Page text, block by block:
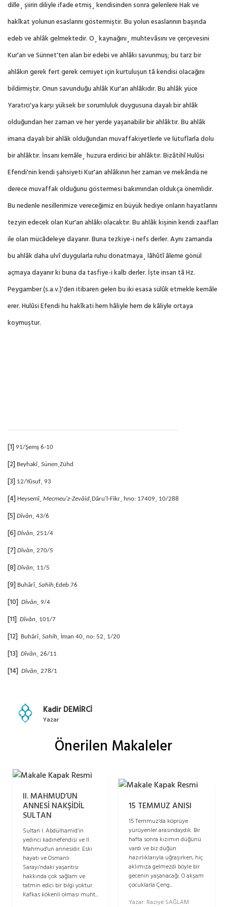
dille¸ şiirin diliyle ifade etmiş¸ kendisinden sonra gelenlere Hak ve
hakîkat yolunun esaslarını göstermiştir. Bu yolun esaslarının başında
edeb ve ahlâk gelmektedir. O¸ kaynağını¸ muhtevâsını ve çerçevesini
Kur'an ve Sünnet'ten alan bir edebi ve ahlâkı savunmuş; bu tarz bir
ahlâkın gerek fert gerek cemiyet için kurtuluşun tâ kendisi olacağını
bildirmiştir. Onun savunduğu ahlâk Kur'an ahlâkıdır. Bu ahlâk yüce
Yaratıcı'ya karşı yüksek bir sorumluluk duygusuna dayalı bir ahlâk
olduğundan her zaman ve her yerde yaşanabilir bir ahlâktır. Bu ahlâk
imana dayalı bir ahlâk olduğundan muvaffakiyetlerle ve lütuflarla dolu
bir ahlâktır. İnsanı kemâle¸ huzura erdirici bir ahlâktır. Bizâtihî Hulûsi
Efendi'nin kendi şahsiyeti Kur'an ahlâkının her zaman ve mekânda ne
derece muvaffak olduğunu göstermesi bakımından oldukça önemlidir.
Bu nedenle nesillerimize vereceğimiz en büyük hediye onların hayatlarını
tezyin edecek olan Kur'an ahlâkı olacaktır. Bu ahlâk kişinin kendi zaafları
ile olan mücâdeleye dayanır. Buna tezkiye-i nefs derler. Aynı zamanda
bu ahlâk daha ulvî duygularla ruhu donatmaya¸ lâhûtî âleme gönül
açmaya dayanır ki buna da tasfiye-i kalb derler. İşte insan tâ Hz.
Peygamber (s.a.v.)'den itibaren gelen bu iki esasa sülûk etmekle kemâle
erer. Hulûsi Efendi hu hakîkati hem hâliyle hem de kâliyle ortaya
koymuştur.
[1] 91/Şemş 6-10
[2] Beyhakî¸ Sünen¸ Zühd
[3] 12/Yûsuf¸ 93
[4] Heysemî¸ Mecmeu'z-Zevâid¸ Dâru'l-Fikr¸ hno: 17409¸ 10/288
[5] Dîvân¸ 43/6
[6] Dîvân¸ 251/4
[7] Dîvân¸ 270/5
[8] Dîvân¸ 11/5
[9] Buhârî¸ Sahih¸ Edeb 76
[10] Dîvân¸ 9/4
[11] Dîvân¸ 101/7
[12] Buhârî¸ Sahih¸ İman 40¸ no: 52¸ 1/20
[13] Dîvân¸ 26/11
[14] Dîvân¸ 278/1
Kadir DEMİRCİ
Yazar
Önerilen Makaleler
II. MAHMUD’UN
ANNESİ NAKŞİDİL
SULTAN
Sultan I. Abdülhamid’in
yedinci kadınefendisi ve II.
Mahmud'un annesidir. Eski
hayatı ve Osmanlı
Sarayı’ndaki yaşantısı
hakkında çok sağlam ve
tatmin edici bir bilgi yoktur.
Kafkas kökenli olması muht...
15 TEMMUZ ANISI
15 Temmuz’da köprüye
yürüyenler arasındaydık. Bir
hafta sonra kızımın düğünü
vardı ve biz düğün
hazırlıklarıyla uğraşırken, hiç
aklımıza gelmezdi böyle bir
gecenin yaşanacağı. O akşam
çocuklarla Çeng...
Yazar: Raziye SAĞLAM